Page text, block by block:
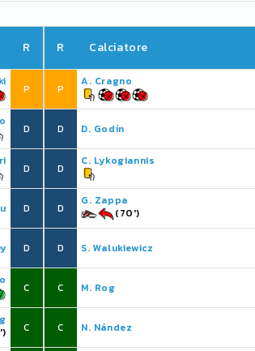
R
P
D
D
D
D
C
C
R Calciatore
P
A. Cragno
D D. Godín
D
C. Lykogiannis
D
G. Zappa
(70')
D S. Walukiewicz
C M. Rog
C N. Nández